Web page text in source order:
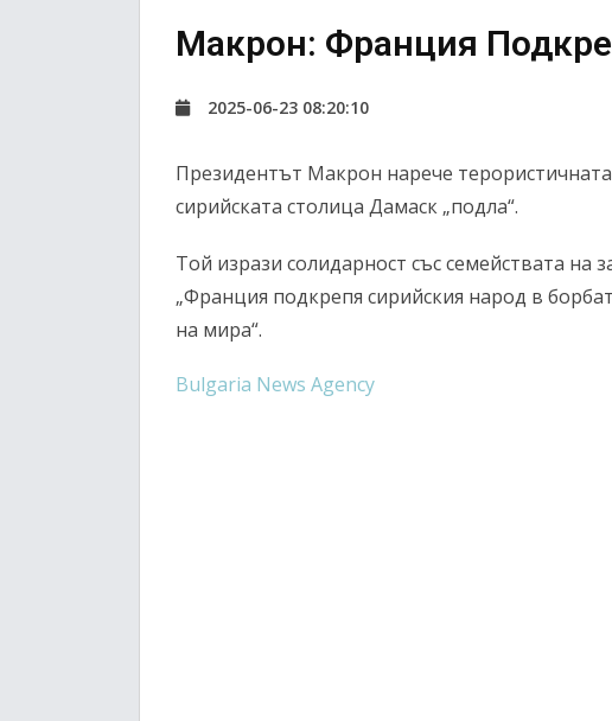
Макрон: Франция
2025-06-23 08:20:10
Президентът Макрон нарече
сирийската столица Дамаск „подла“.
Той изрази солидарност със семействата на
„Франция подкрепя сирийския народ в
на мира“.
Bulgaria News Agency